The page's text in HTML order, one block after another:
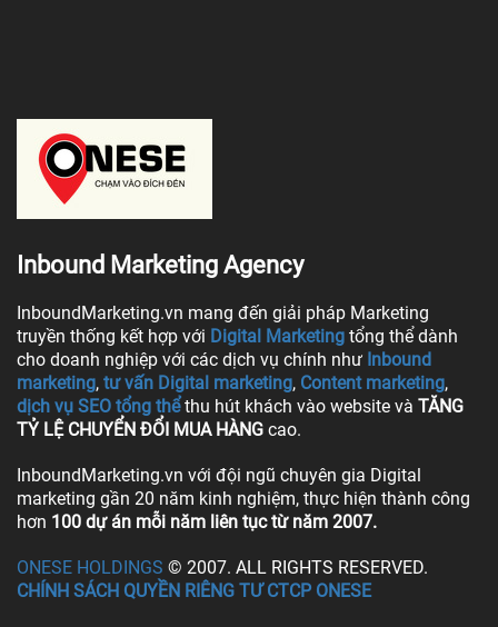
Inbound Marketing Agency
InboundMarketing.vn mang đến giải pháp Marketing
truyền thống kết hợp với Digital Marketing tổng thể dành
cho doanh nghiệp với các dịch vụ chính như Inbound
marketing, tư vấn Digital marketing, Content marketing,
dịch vụ SEO tổng thể thu hút khách vào website và TĂNG
TỶ LỆ CHUYỂN ĐỔI MUA HÀNG cao.
InboundMarketing.vn với đội ngũ chuyên gia Digital
marketing gần 20 năm kinh nghiệm, thực hiện thành công
hơn 100 dự án mỗi năm liên tục từ năm 2007.
ONESE HOLDINGS © 2007. ALL RIGHTS RESERVED.
CHÍNH SÁCH QUYỀN RIÊNG TƯ CTCP ONESE